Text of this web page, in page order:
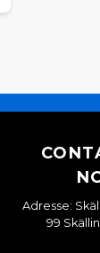
Adresse:
99